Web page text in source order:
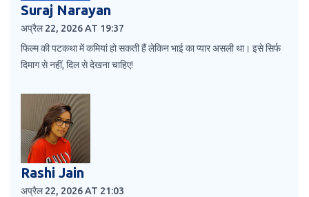
Suraj Narayan
अप्रैल 22, 2026 AT 19:37
फिल्म की पटकथा में कमियां हो सकती हैं लेकिन भाई का प्यार असली था। इसे सिर्फ
दिमाग से नहीं, दिल से देखना चाहिए!
Rashi Jain
अप्रैल 22, 2026 AT 21:03